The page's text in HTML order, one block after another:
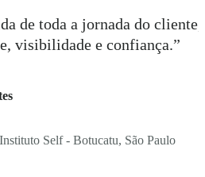
de toda a jornada do
visibilidade e confiança.”
Self - Botucatu, São Paulo